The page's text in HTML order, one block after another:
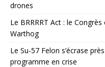
drones
Le BRRRRT Act : le
Warthog
Le Su-57 Felon s’écrase
programme en crise